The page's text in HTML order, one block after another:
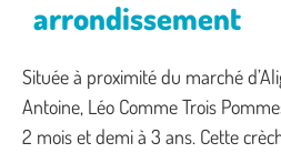
arrondissement
Située à proximité du marché
Antoine, Léo Comme Trois
2 mois et demi à 3 ans. Cette